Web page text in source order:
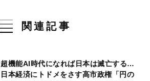
関連記事
超機能AI時代になれば日本は滅亡する…
日本経済にトドメをさす高市政権「円の